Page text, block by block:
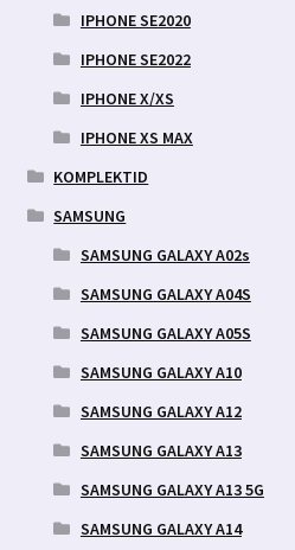
IPHONE SE2020
IPHONE SE2022
IPHONE X/XS
IPHONE XS MAX
KOMPLEKTID
SAMSUNG
SAMSUNG GALAXY A02s
SAMSUNG GALAXY A04S
SAMSUNG GALAXY A05S
SAMSUNG GALAXY A10
SAMSUNG GALAXY A12
SAMSUNG GALAXY A13
SAMSUNG GALAXY A13 5G
SAMSUNG GALAXY A14